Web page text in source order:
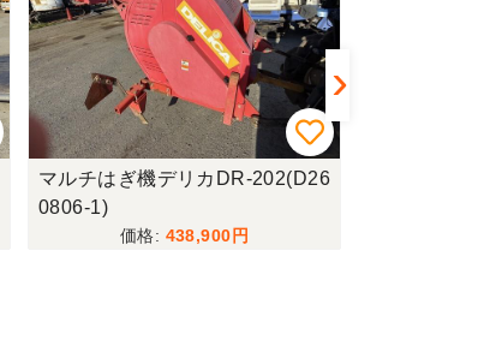
マルチはぎ機デリカDR-202(D26
0806-1)
438,900